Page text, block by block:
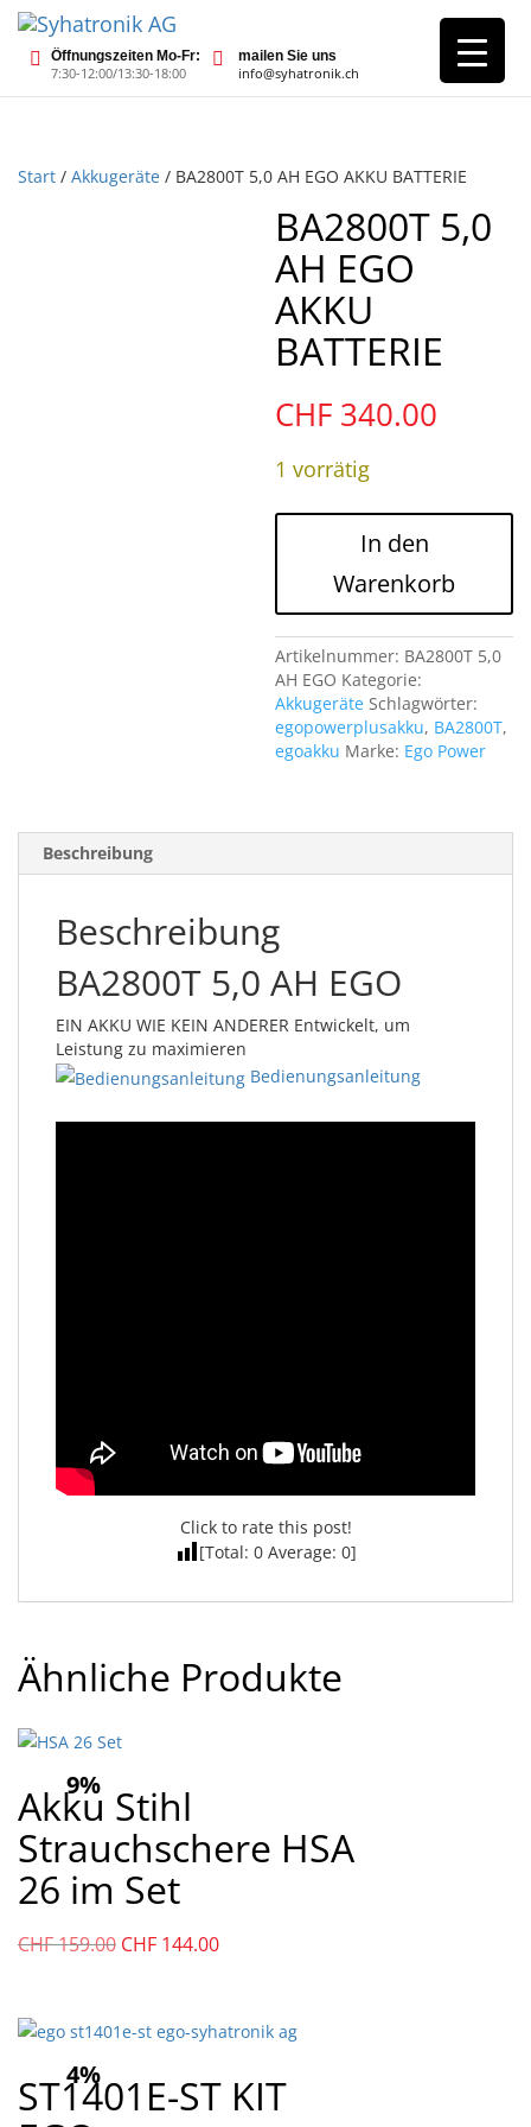
Öffnungszeiten Mo-Fr:
7:30-12:00/13:30-18:00
mailen Sie uns
info@syhatronik.ch
Start / Akkugeräte / BA2800T 5,0 AH EGO AKKU BATTERIE
BA2800T 5,0
AH EGO
AKKU
BATTERIE
CHF 340.00
1 vorrätig
BA2800T
AKKU
BATTERIE
Menge
In den
Warenkorb
Artikelnummer: BA2800T 5,0
AH EGO Kategorie:
Akkugeräte Schlagwörter:
egopowerplusakku, BA2800T,
egoakku Marke: Ego Power
Beschreibung
Beschreibung
BA2800T 5,0 AH EGO
EIN AKKU WIE KEIN ANDERER Entwickelt, um
Leistung zu maximieren
Bedienungsanleitung
Click to rate this post!
[Total: 0Average: 0]
Ähnliche Produkte
9%
Akku Stihl
Strauchschere HSA
26 im Set
CHF159.00 Ursprünglicher
CHF
CHF 144.00Aktueller
CHF
4%
ST1401E-ST KIT